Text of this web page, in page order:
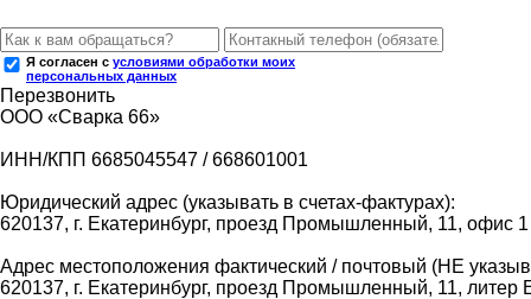
Я согласен с условиями обработки моих
персональных данных
Перезвонить
ООО «Сварка 66»
ИНН/КПП 6685045547 / 668601001
Юридический адрес (указывать в счетах-фактурах):
620137, г. Екатеринбург, проезд Промышленный, 11, офис 1
Адрес местоположения фактический / почтовый (НЕ
620137, г. Екатеринбург, проезд Промышленный, 11, литер